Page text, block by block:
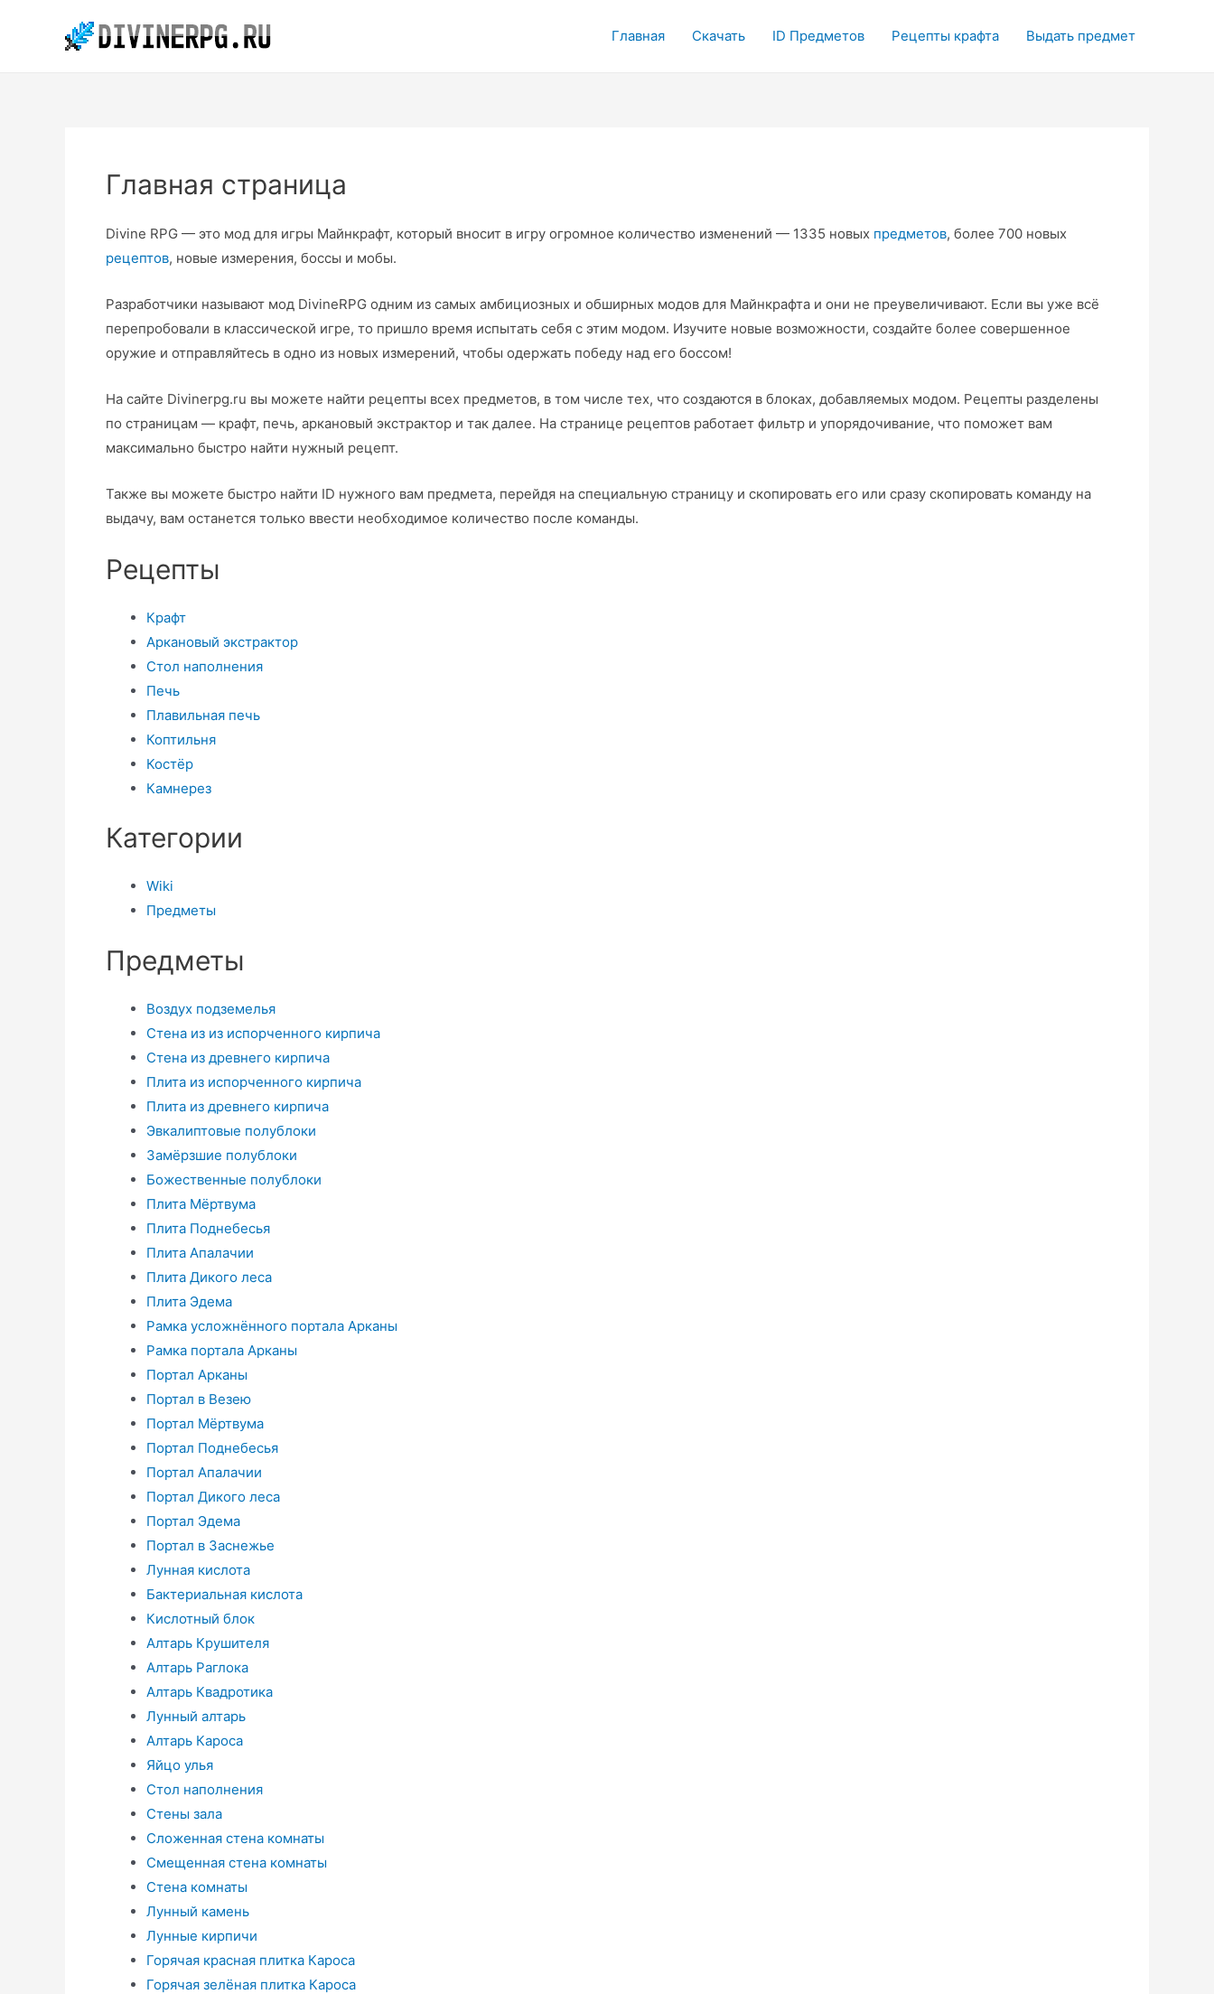
Главная Скачать ID Предметов Рецепты крафта Выдать предмет
Главная страница
Divine RPG — это мод для игры Майнкрафт, который вносит в игру огромное количество изменений — 1335 новых предметов, более 700 новых
рецептов, новые измерения, боссы и мобы.
Разработчики называют мод DivineRPG одним из самых амбициозных и обширных модов для Майнкрафта и они не преувеличивают. Если вы уже всё
перепробовали в классической игре, то пришло время испытать себя с этим модом. Изучите новые возможности, создайте более совершенное
оружие и отправляйтесь в одно из новых измерений, чтобы одержать победу над его боссом!
На сайте Divinerpg.ru вы можете найти рецепты всех предметов, в том числе тех, что создаются в блоках, добавляемых модом. Рецепты разделены
по страницам — крафт, печь, аркановый экстрактор и так далее. На странице рецептов работает фильтр и упорядочивание, что поможет вам
максимально быстро найти нужный рецепт.
Также вы можете быстро найти ID нужного вам предмета, перейдя на специальную страницу и скопировать его или сразу скопировать команду на
выдачу, вам останется только ввести необходимое количество после команды.
Рецепты
Крафт
Аркановый экстрактор
Стол наполнения
Печь
Плавильная печь
Коптильня
Костёр
Камнерез
Категории
Wiki
Предметы
Предметы
Воздух подземелья
Стена из из испорченного кирпича
Стена из древнего кирпича
Плита из испорченного кирпича
Плита из древнего кирпича
Эвкалиптовые полублоки
Замёрзшие полублоки
Божественные полублоки
Плита Мёртвума
Плита Поднебесья
Плита Апалачии
Плита Дикого леса
Плита Эдема
Рамка усложнённого портала Арканы
Рамка портала Арканы
Портал Арканы
Портал в Везею
Портал Мёртвума
Портал Поднебесья
Портал Апалачии
Портал Дикого леса
Портал Эдема
Портал в Заснежье
Лунная кислота
Бактериальная кислота
Кислотный блок
Алтарь Крушителя
Алтарь Раглока
Алтарь Квадротика
Лунный алтарь
Алтарь Кароса
Яйцо улья
Стол наполнения
Стены зала
Сложенная стена комнаты
Смещенная стена комнаты
Стена комнаты
Лунный камень
Лунные кирпичи
Горячая красная плитка Кароса
Горячая зелёная плитка Кароса